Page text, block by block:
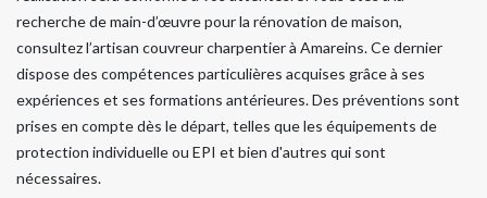
recherche de main-d’œuvre pour la rénovation de maison,
consultez l’artisan couvreur charpentier à Amareins. Ce dernier
dispose des compétences particulières acquises grâce à ses
expériences et ses formations antérieures. Des préventions sont
prises en compte dès le départ, telles que les équipements de
protection individuelle ou EPI et bien d'autres qui sont
nécessaires.